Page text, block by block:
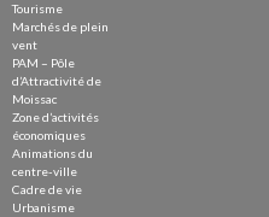
Urbanisme
Environnement développement durable
Déchets
Eau
Prévention des risques
Crues
Tourisme
Marchés de plein
vent
PAM – Pôle
d’Attractivité de
Moissac
Zone d’activités
économiques
Animations du
centre-ville
Cadre de vie
Urbanisme